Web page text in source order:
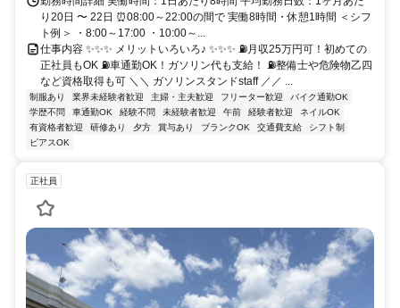
り20日 〜 22日 ⏰08:00～22:00の間で 実働8時間・休憩1時間 ＜シフ
ト例＞ ・8:00～17:00 ・10:00～...
仕事内容 ✨✨✨ メリットいろいろ♪ ✨✨✨ ⛽月収25万円可！初めての
正社員もOK ⛽車通勤OK！ガソリン代も支給！ ⛽整備士や危険物乙四
など資格取得も可 ＼＼ ガソリンスタンドstaff ／／ ...
制服あり 業界未経験者歓迎 主婦・主夫歓迎 フリーター歓迎
バイク通勤OK
学歴不問
車通勤OK 経験不問 未経験者歓迎 午前 経験者歓迎
ネイルOK
有資格者歓迎
研修あり 夕方 賞与あり ブランクOK 交通費支給
シフト制
ピアスOK
正社員